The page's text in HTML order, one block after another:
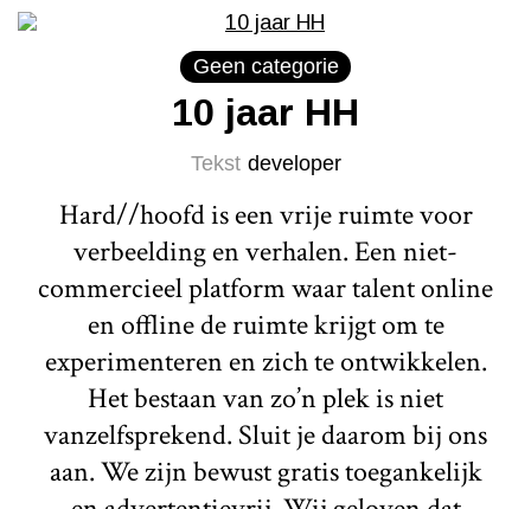
Geen categorie
10 jaar HH
Tekst developer
Hard//hoofd is een vrije ruimte voor
verbeelding en verhalen. Een niet-
commercieel platform waar talent online
en offline de ruimte krijgt om te
experimenteren en zich te ontwikkelen.
Het bestaan van zo’n plek is niet
vanzelfsprekend. Sluit je daarom bij ons
aan. We zijn bewust gratis toegankelijk